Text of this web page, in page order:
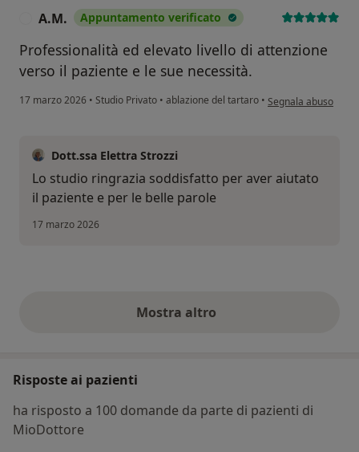
A.M. Appuntamento verificato
Professionalità ed elevato livello di attenzione
verso il paziente e le sue necessità.
17 marzo 2026 • Studio Privato • ablazione del tartaro • secondo l'opinione
Segnala abuso
Dott.ssa Elettra Strozzi
Lo studio ringrazia soddisfatto per aver aiutato
il paziente e per le belle parole
17 marzo 2026
Mostra altroopinioni di cui sopra
Risposte ai pazienti
ha risposto a 100 domande da parte di pazienti di
MioDottore